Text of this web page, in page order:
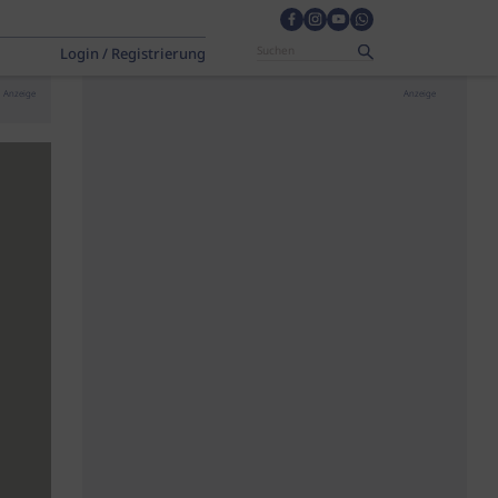
Login / Registrierung
Anzeige Anzeige